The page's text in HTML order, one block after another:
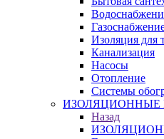
Изоляция для
Канализация
Насосы
Отопление
Системы
ИЗОЛЯЦИОННЫЕ
Назад